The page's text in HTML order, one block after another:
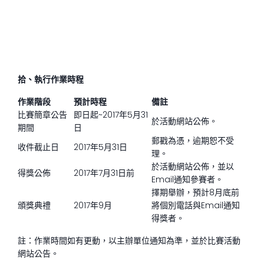
拾、執行作業時程
作業階段
預計時程
備註
比賽簡章公告
期間
即日起~2017年5月31
日
於活動網站公佈。
收件截止日 2017年5月31日
郵戳為憑，逾期恕不受
理。
得獎公佈
2017年7月31日前
於活動網站公佈，並以
Email通知參賽者。
頒獎典禮 2017年9月
擇期舉辦，預計8月底前
將個別電話與Email通知
得獎者。
註：作業時間如有更動，以主辦單位通知為準，並於比賽活動
網站公告。